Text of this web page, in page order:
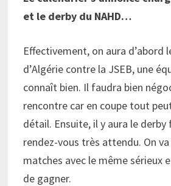
et le derby du NAHD…
Effectivement, on aura d’abord
d’Algérie contre la JSEB, une
connaît bien. Il faudra bien
rencontre car en coupe tout
détail. Ensuite, il y aura le derby
rendez-vous très attendu. On
matches avec le même sérieux
de gagner.